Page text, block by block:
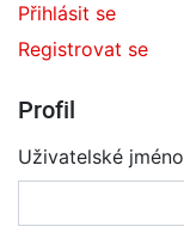
Přihlásit se
Registrovat se
Profil
Uživatelské jméno